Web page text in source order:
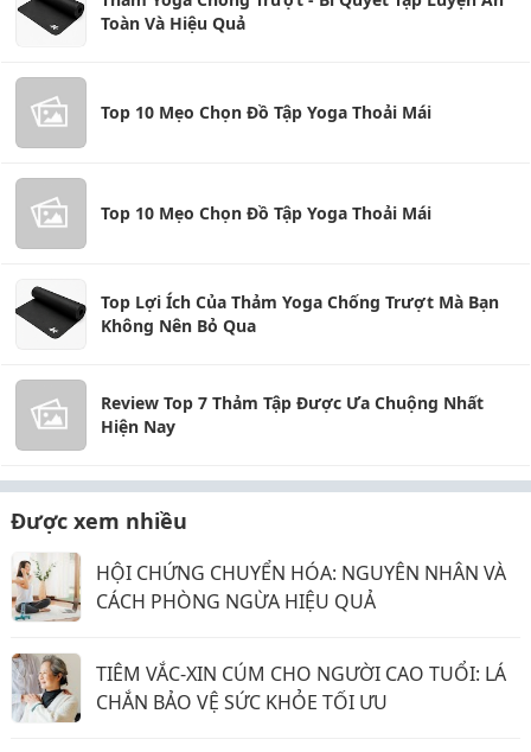
Toàn Và Hiệu Quả
Top 10 Mẹo Chọn Đồ Tập Yoga Thoải Mái
Top 10 Mẹo Chọn Đồ Tập Yoga Thoải Mái
Top Lợi Ích Của Thảm Yoga Chống Trượt Mà Bạn
Không Nên Bỏ Qua
Review Top 7 Thảm Tập Được Ưa Chuộng Nhất
Hiện Nay
Được xem nhiều
HỘI CHỨNG CHUYỂN HÓA: NGUYÊN NHÂN VÀ
CÁCH PHÒNG NGỪA HIỆU QUẢ
TIÊM VẮC-XIN CÚM CHO NGƯỜI CAO TUỔI: LÁ
CHẮN BẢO VỆ SỨC KHỎE TỐI ƯU